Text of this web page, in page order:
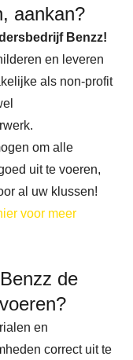
aankan?
Benzz!
en leveren
als non-profit
om alle
uit te voeren,
al uw klussen!
voor meer
de
en
correct uit te